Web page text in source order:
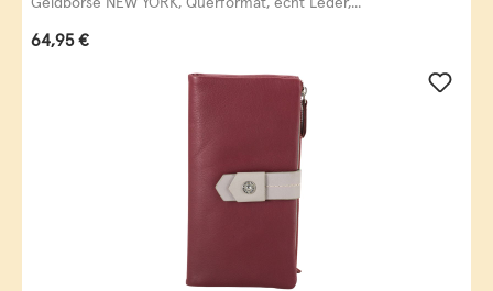
Regulärer Preis:
64,95 €